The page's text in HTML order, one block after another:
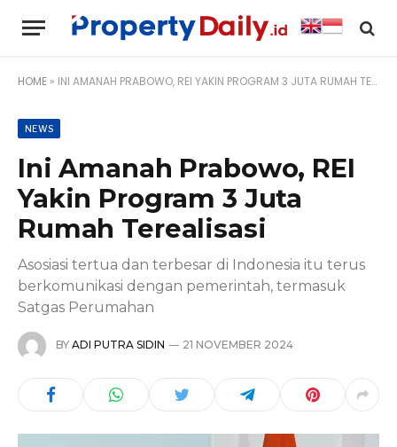
HOME » INI AMANAH PRABOWO, REI YAKIN PROGRAM 3 JUTA RUMAH TEREALISASI
NEWS
Ini Amanah Prabowo, REI
Yakin Program 3 Juta
Rumah Terealisasi
Asosiasi tertua dan terbesar di Indonesia itu terus
berkomunikasi dengan pemerintah, termasuk
Satgas Perumahan
BY ADI PUTRA SIDIN 21 NOVEMBER 2024